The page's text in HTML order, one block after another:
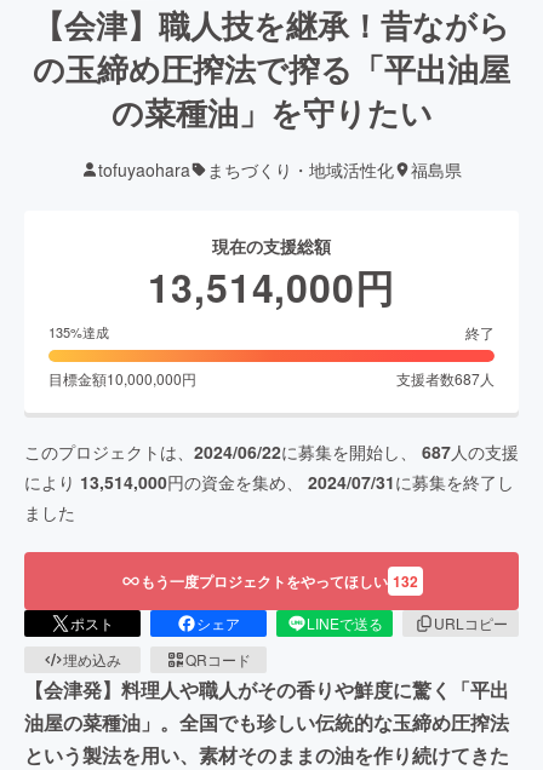
【会津】職人技を継承！昔ながら
の玉締め圧搾法で搾る「平出油屋
の菜種油」を守りたい
tofuyaohara まちづくり・地域活性化 福島県
現在の支援総額
13,514,000円
135%達成 終了
目標金額10,000,000円 支援者数687人
このプロジェクトは、 2024/06/22に募集を開始し、 687人の支援
により 13,514,000円の資金を集め、 2024/07/31に募集を終了し
ました
もう一度プロジェクトをやってほしい 132
ポスト シェア LINEで送る
URLコピー
埋め込み
QRコード
【会津発】料理人や職人がその香りや鮮度に驚く「平出
油屋の菜種油」。全国でも珍しい伝統的な玉締め圧搾法
という製法を用い、素材そのままの油を作り続けてきた